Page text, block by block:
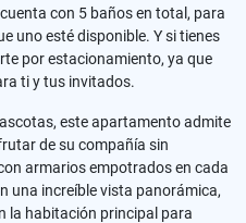
con 5 baños en total, para
uno esté disponible. Y si tienes
por estacionamiento, ya que
ti y tus invitados.
este apartamento admite
de su compañía sin
armarios empotrados en cada
una increíble vista panorámica,
la habitación principal para